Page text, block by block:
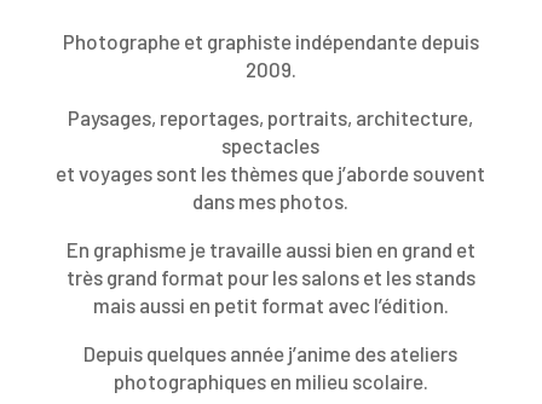
Photographe et graphiste indépendante depuis
2009.
Paysages, reportages, portraits, architecture,
spectacles
et voyages sont les thèmes que j’aborde souvent
dans mes photos.
En graphisme je travaille aussi bien en grand et
très grand format pour les salons et les stands
mais aussi en petit format avec l’édition.
Depuis quelques année j’anime des ateliers
photographiques en milieu scolaire.